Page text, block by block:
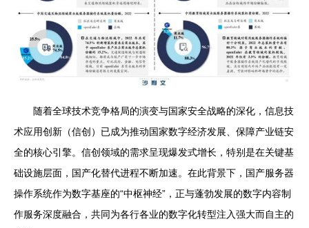
随着全球技术竞争格局的演变与国家安全战略的深化，信息技
术应用创新（信创）已成为推动国家数字经济发展、保障产业链安
全的核心引擎。信创领域的需求呈现爆发式增长，特别是在关键基
础设施层面，国产化替代进程不断加速。在此背景下，国产服务器
操作系统作为数字基座的“中枢神经”，正与蓬勃发展的数字内容制
作服务深度融合，共同为各行各业的数字化转型注入强大而自主的